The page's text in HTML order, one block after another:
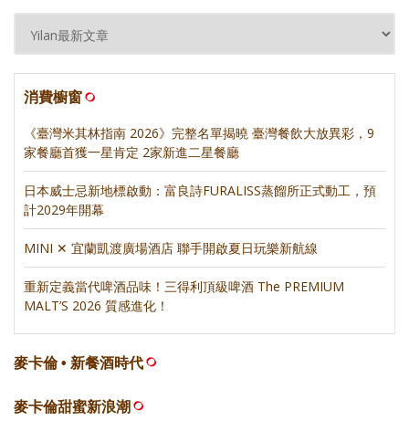
消費櫥窗
《臺灣米其林指南 2026》完整名單揭曉 臺灣餐飲大放異彩，9
家餐廳首獲一星肯定 2家新進二星餐廳
日本威士忌新地標啟動：富良詩FURALISS蒸餾所正式動工，預
計2029年開幕
MINI ✕ 宜蘭凱渡廣場酒店 聯手開啟夏日玩樂新航線
重新定義當代啤酒品味！三得利頂級啤酒 The PREMIUM
MALT’S 2026 質感進化！
麥卡倫 • 新餐酒時代
麥卡倫甜蜜新浪潮